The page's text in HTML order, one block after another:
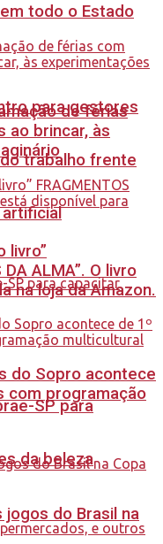
para gestores
trabalho frente
artificial
SP para
da beleza
todo o Estado
de férias
ao brincar, às
livro”
DA ALMA”. O livro
na loja da Amazon.
do Sopro acontece
com programação
do Brasil na